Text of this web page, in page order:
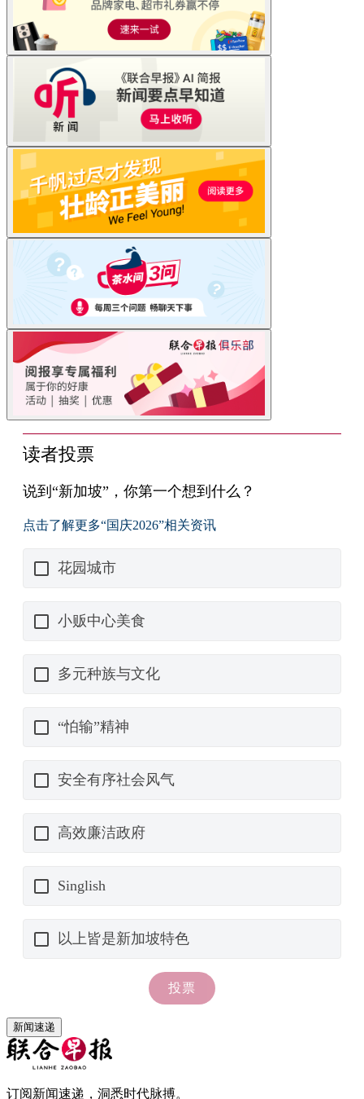
新闻速递
订阅新闻速递，洞悉时代脉搏。